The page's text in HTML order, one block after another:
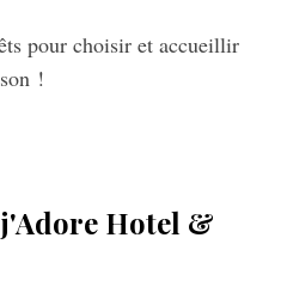
pour choisir et accueillir
!
Hotel &